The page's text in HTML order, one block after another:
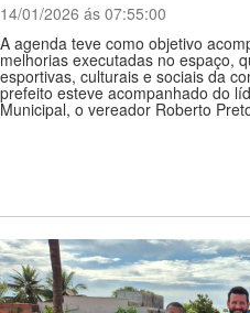
14/01/2026 ás 07:55:00
A agenda teve como objetivo
melhorias executadas no espaço,
esportivas, culturais e sociais da
prefeito esteve acompanhado do
Municipal, o vereador Roberto